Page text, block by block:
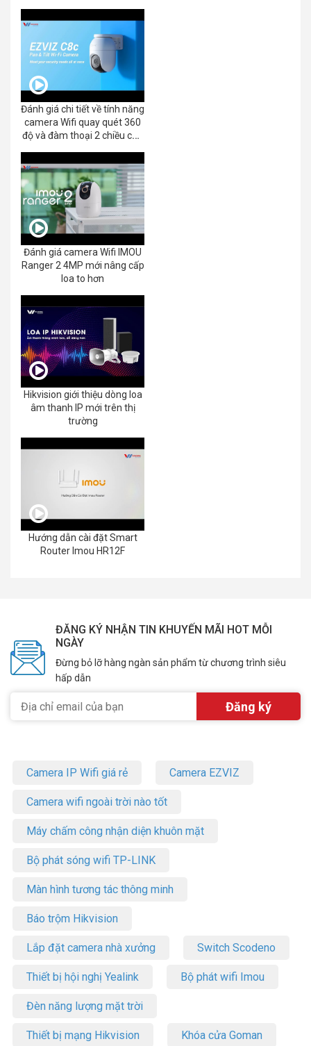
Đánh giá chi tiết về tính năng
camera Wifi quay quét 360
độ và đàm thoại 2 chiều của
Đánh giá camera Wifi IMOU
Ranger 2 4MP mới nâng cấp
loa to hơn
Hikvision giới thiệu dòng loa
âm thanh IP mới trên thị
trường
Hướng dẫn cài đặt Smart
Router Imou HR12F
ĐĂNG KÝ NHẬN TIN KHUYẾN MÃI HOT MỖI
NGÀY
Đừng bỏ lỡ hàng ngàn sản phẩm từ chương trình siêu
hấp dẫn
Camera IP Wifi giá rẻ Camera EZVIZ
Camera wifi ngoài trời nào tốt
Máy chấm công nhận diện khuôn mặt
Bộ phát sóng wifi TP-LINK
Màn hình tương tác thông minh
Báo trộm Hikvision
Lắp đặt camera nhà xưởng Switch Scodeno
Thiết bị hội nghị Yealink Bộ phát wifi Imou
Đèn năng lượng mặt trời
Thiết bị mạng Hikvision Khóa cửa Goman